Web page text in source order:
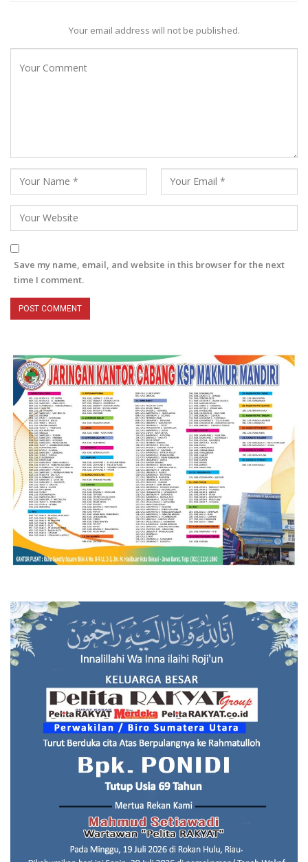
Your email address will not be published.
Save my name, email, and website in this browser for the next
time I comment.